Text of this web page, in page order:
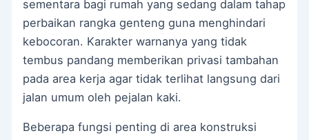
sementara bagi rumah yang sedang dalam tahap
perbaikan rangka genteng guna menghindari
kebocoran. Karakter warnanya yang tidak
tembus pandang memberikan privasi tambahan
pada area kerja agar tidak terlihat langsung dari
jalan umum oleh pejalan kaki.
Beberapa fungsi penting di area konstruksi